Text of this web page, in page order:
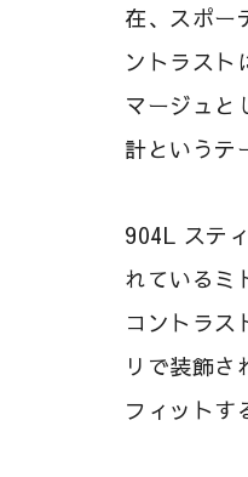
在、スポー
ントラスト
マージュと
計というテ
904L ステ
れているミ
コントラス
リで装飾
フィットす